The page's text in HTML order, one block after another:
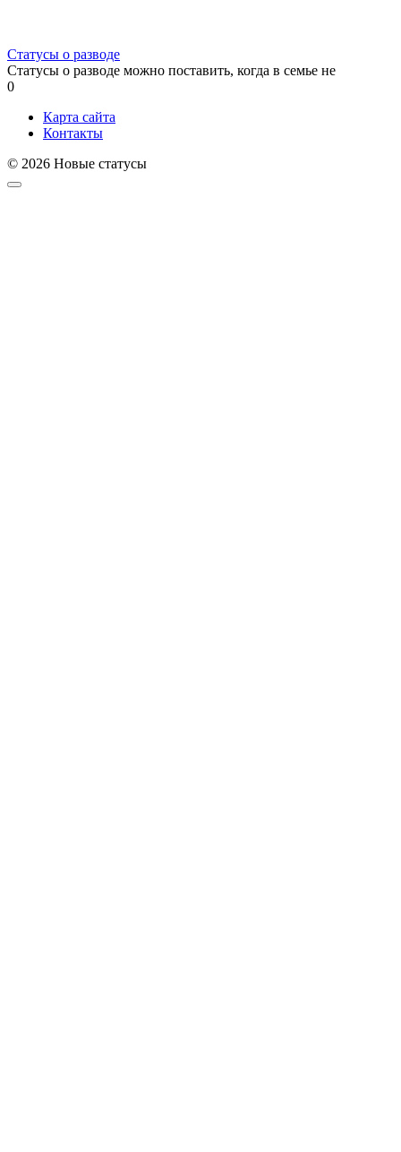
Статусы о разводе
Статусы о разводе можно поставить, когда в семье не
0
Карта сайта
Контакты
© 2026 Новые статусы